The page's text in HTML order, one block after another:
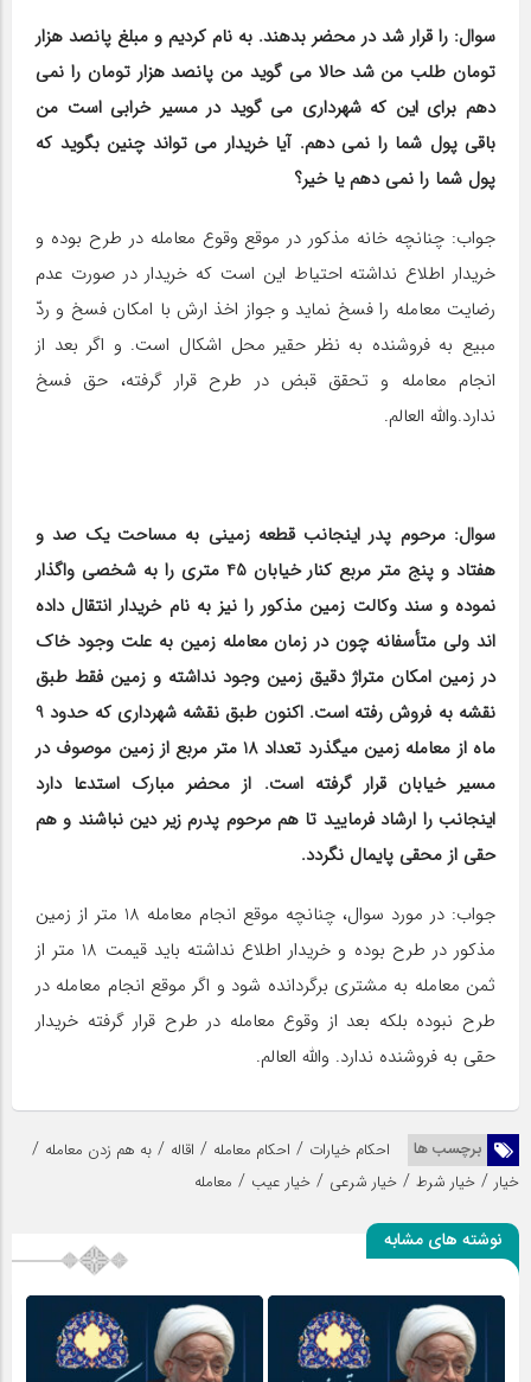
سوال: را قرار شد در محضر بدهند. به نام کردیم و مبلغ پانصد هزار
تومان طلب من شد حالا می گوید من پانصد هزار تومان را نمی
دهم برای این که شهرداری می گوید در مسیر خرابی است من
باقی پول شما را نمی دهم. آیا خریدار می تواند چنین بگوید که
پول شما را نمی دهم یا خیر؟
جواب: چنانچه خانه مذکور در موقع وقوع معامله در طرح بوده و
خریدار اطلاع نداشته احتیاط این است که خریدار در صورت عدم
رضایت معامله را فسخ نماید و جواز اخذ ارش با امکان فسخ و ردّ
مبیع به فروشنده به نظر حقیر محل اشکال است. و اگر بعد از
انجام معامله و تحقق قبض در طرح قرار گرفته، حق فسخ
ندارد.والله العالم.
سوال: مرحوم پدر اینجانب قطعه زمینی به مساحت یک صد و
هفتاد و پنج متر مربع کنار خیابان 45 متری را به شخصی واگذار
نموده و سند وکالت زمین مذکور را نیز به نام خریدار انتقال داده
اند ولی متأسفانه چون در زمان معامله زمین به علت وجود خاک
در زمین امکان متراژ دقیق زمین وجود نداشته و زمین فقط طبق
نقشه به فروش رفته است. اکنون طبق نقشه شهرداری که حدود 9
ماه از معامله زمین می‎گذرد تعداد 18 متر مربع از زمین موصوف در
مسیر خیابان قرار گرفته است. از محضر مبارک استدعا دارد
اینجانب را ارشاد فرمایید تا هم مرحوم پدرم زیر دین نباشند و هم
حقی از محقی پایمال نگردد.
جواب: در مورد سوال، چنانچه موقع انجام معامله 18 متر از زمین
مذکور در طرح بوده و خریدار اطلاع نداشته باید قیمت 18 متر از
ثمن معامله به مشتری برگردانده شود و اگر موقع انجام معامله در
طرح نبوده بلکه بعد از وقوع معامله در طرح قرار گرفته خریدار
حقی به فروشنده ندارد. والله العالم.
برچسب ها احکام خیارات / احکام معامله / اقاله / به هم زدن معامله /
خیار / خیار شرط / خیار شرعی / خیار عیب / معامله
نوشته های مشابه